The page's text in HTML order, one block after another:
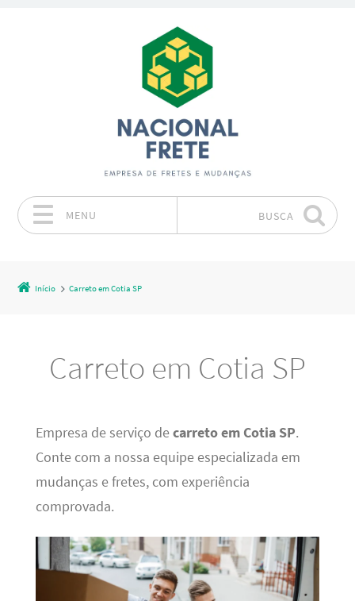
MENU BUSCA
Início Carreto em Cotia SP
Carreto em Cotia SP
Empresa de serviço decarreto em Cotia SP.
Conte com a nossa equipe especializada em
mudanças e fretes, com experiência
comprovada.